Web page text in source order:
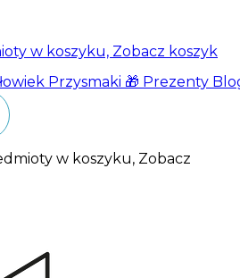
w koszyku, Zobacz koszyk
Przysmaki 🎁 Prezenty
w koszyku, Zobacz